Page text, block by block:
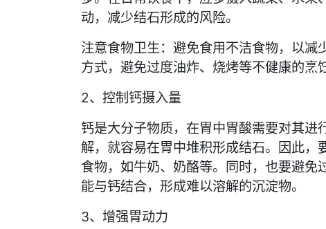
动，减少结石形成的风险。
注意食物卫生：避免食用不洁食物，以
方式，避免过度油炸、烧烤等不健康的烹
2、控制钙摄入量
钙是大分子物质，在胃中胃酸需要对其
解，就容易在胃中堆积形成结石。因此，
食物，如牛奶、奶酪等。同时，也要避
能与钙结合，形成难以溶解的沉淀物。
3、增强胃动力